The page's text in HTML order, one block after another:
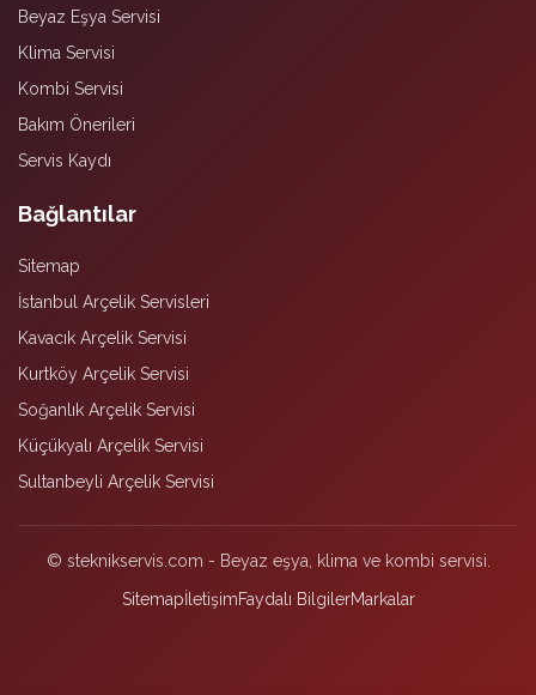
Beyaz Eşya Servisi
Klima Servisi
Kombi Servisi
Bakım Önerileri
Servis Kaydı
Bağlantılar
Sitemap
İstanbul Arçelik Servisleri
Kavacık Arçelik Servisi
Kurtköy Arçelik Servisi
Soğanlık Arçelik Servisi
Küçükyalı Arçelik Servisi
Sultanbeyli Arçelik Servisi
© steknikservis.com - Beyaz eşya, klima ve kombi servisi.
SitemapİletişimFaydalı BilgilerMarkalar